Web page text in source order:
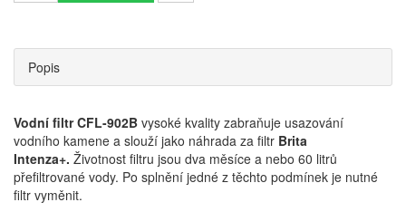
Popis
Vodní filtr CFL-902B vysoké kvality zabraňuje usazování
vodního kamene a slouží jako náhrada za filtr Brita
Intenza+. Životnost filtru jsou dva měsíce a nebo 60 litrů
přefiltrované vody. Po splnění jedné z těchto podmínek je nutné
filtr vyměnit.